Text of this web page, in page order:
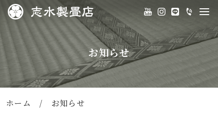
お知らせ
ホーム / お知らせ